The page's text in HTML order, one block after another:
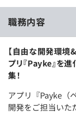
職務内容
【自由な開発環境
プリ『Payke』を
集！
アプリ『Payke（
開発をご担当いた